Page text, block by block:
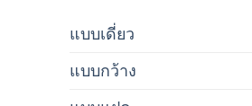
แบบเดี่ยว
แบบกว้าง